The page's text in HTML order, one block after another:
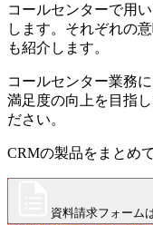
コールセンターで用
します。それぞれの
も紹介します。
コールセンター業務
満足度の向上を目指
ださい。
CRMの製品をまとめ
資料請求フォーム